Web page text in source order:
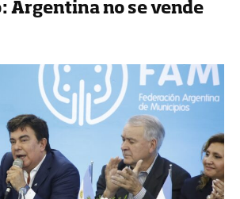
Argentina no se vende